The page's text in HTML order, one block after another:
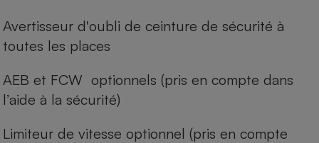
Avertisseur d'oubli de ceinture de sécurité à
toutes les places
AEB et FCW optionnels (pris en compte dans
l’aide à la sécurité)
Limiteur de vitesse optionnel (pris en compte